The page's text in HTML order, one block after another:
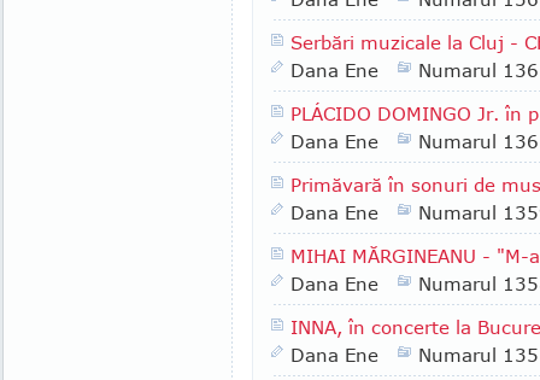
Serbări muzicale la Cluj -
Dana Ene
Numarul
PLÁCIDO DOMINGO Jr. în
Dana Ene
Numarul
Primăvară în sonuri de
Dana Ene
Numarul
MIHAI MĂRGINEANU -
Dana Ene
Numarul
INNA, în concerte la
Dana Ene
Numarul